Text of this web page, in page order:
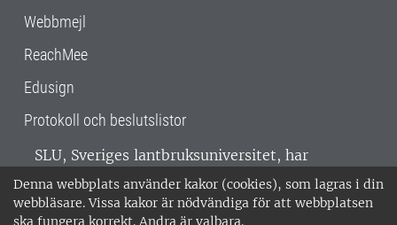
Denna webbplats använder kakor (cookies), som lagras i din
webbläsare. Vissa kakor är nödvändiga för att webbplatsen
ska fungera korrekt. Andra är valbara.
Webbmejl
ReachMee
Edusign
Protokoll och beslutslistor
SLU, Sveriges lantbruksuniversitet, har
verksamhet över hela Sverige. Huvudorter är
Alnarp, Uppsala och Umeå.SLU är
miljöcertifierat enligt ISO 14001. •